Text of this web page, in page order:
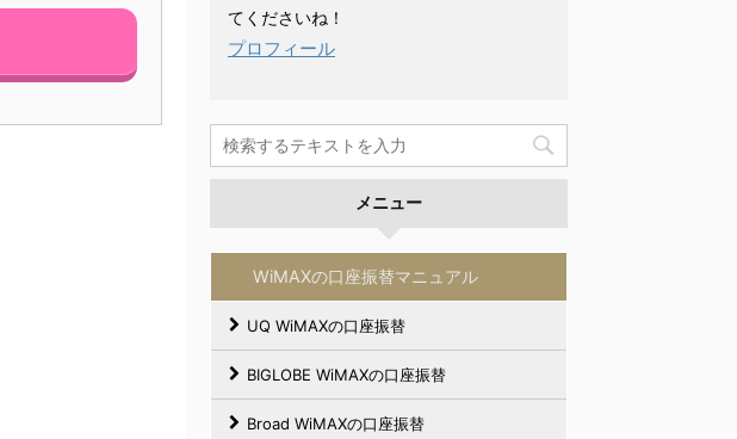
てくださいね！
プロフィール
メニュー
WiMAXの口座振替マニュアル
UQ WiMAXの口座振替
BIGLOBE WiMAXの口座振替
Broad WiMAXの口座振替